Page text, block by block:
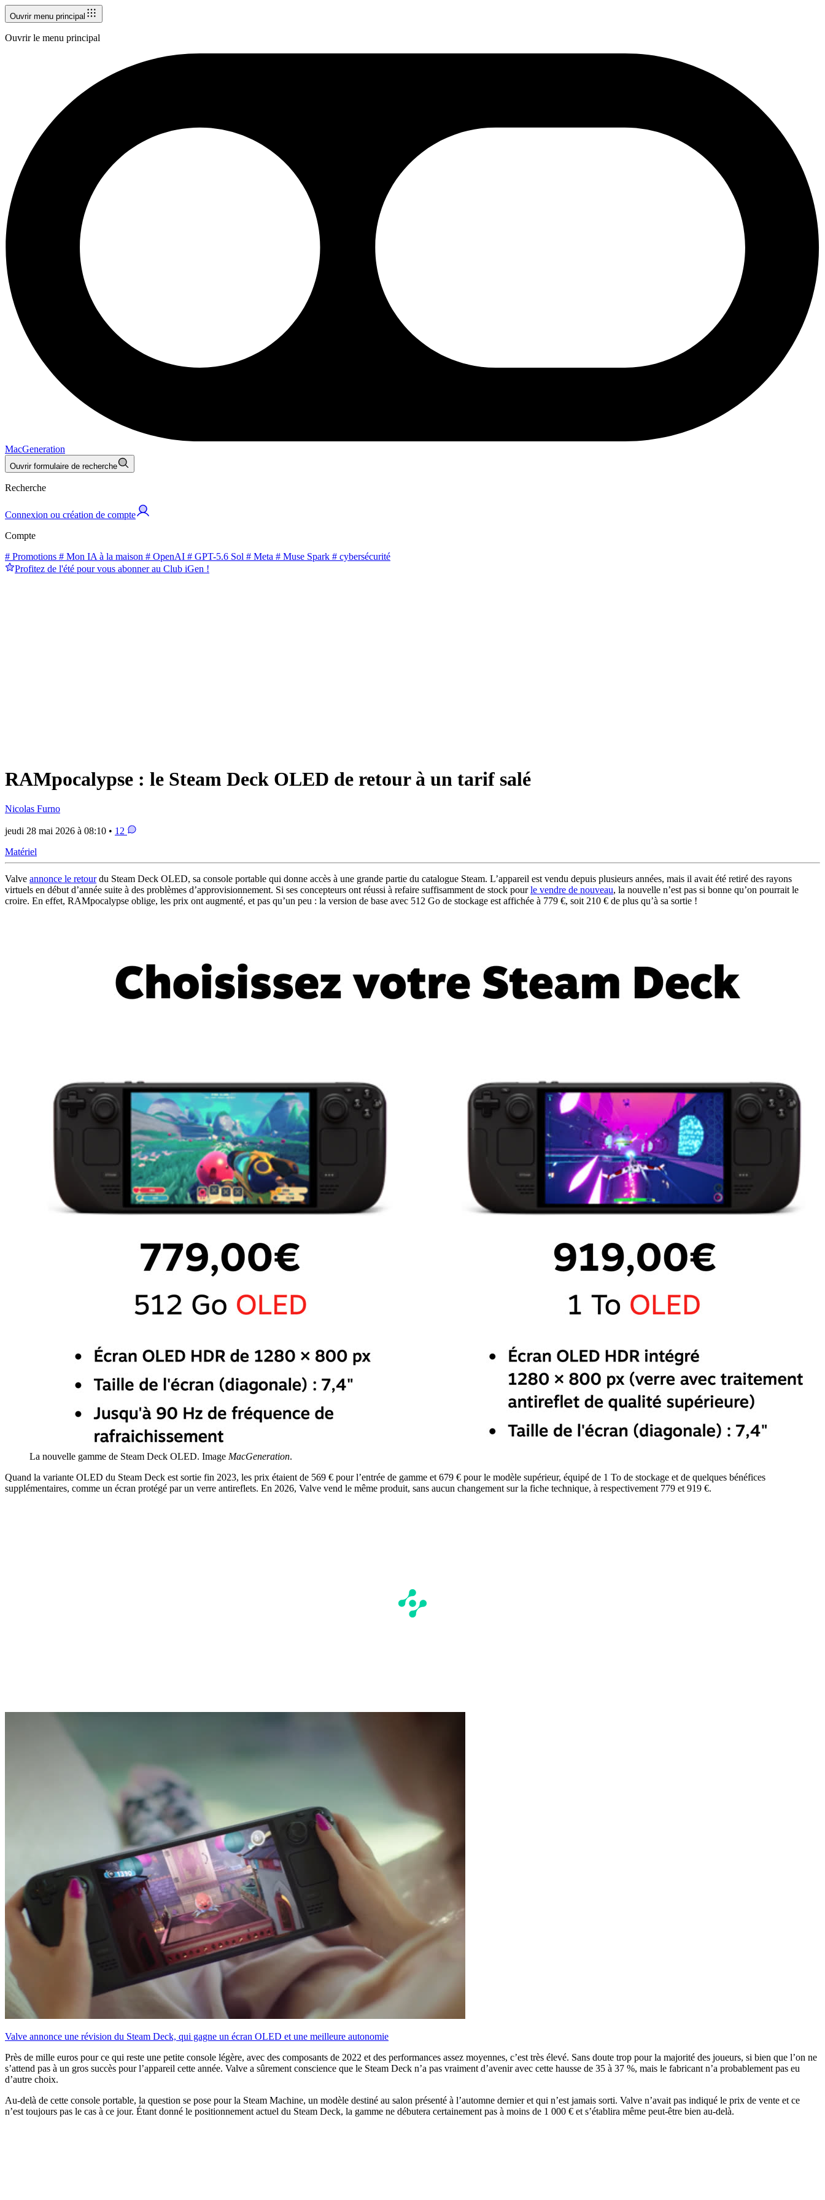
Ouvrir menu principal
Ouvrir le menu principal
MacGeneration
Ouvrir formulaire de recherche
Recherche
Connexion ou création de compte
Compte
# Promotions # Mon IA à la maison # OpenAI # GPT-5.6 Sol # Meta # Muse Spark # cybersécurité
Profitez de l'été pour vous abonner au Club iGen !
RAMpocalypse : le Steam Deck OLED de retour à un tarif salé
Nicolas Furno
jeudi 28 mai 2026 à 08:10 • 12
Matériel
Valve annonce le retourdu Steam Deck OLED, sa console portable qui donne accès à une grande partie du catalogue Steam. L’appareil est vendu depuis plusieurs années, mais il avait été retiré des rayons
virtuels en début d’année suite à des problèmes d’approvisionnement. Si ses concepteurs ont réussi à refaire suffisamment de stock pourle vendre de nouveau, la nouvelle n’est pas si bonne qu’on pourrait le
croire. En effet, RAMpocalypse oblige, les prix ont augmenté, et pas qu’un peu : la version de base avec 512 Go de stockage est affichée à 779 €, soit 210 € de plus qu’à sa sortie !
La nouvelle gamme de Steam Deck OLED. Image MacGeneration.
Quand la variante OLED du Steam Deck est sortie fin 2023, les prix étaient de 569 € pour l’entrée de gamme et 679 € pour le modèle supérieur, équipé de 1 To de stockage et de quelques bénéfices
supplémentaires, comme un écran protégé par un verre antireflets. En 2026, Valve vend le même produit, sans aucun changement sur la fiche technique, à respectivement 779 et 919 €.
Valve annonce une révision du Steam Deck, qui gagne un écran OLED et une meilleure autonomie
Près de mille euros pour ce qui reste une petite console légère, avec des composants de 2022 et des performances assez moyennes, c’est très élevé. Sans doute trop pour la majorité des joueurs, si bien que l’on ne
s’attend pas à un gros succès pour l’appareil cette année. Valve a sûrement conscience que le Steam Deck n’a pas vraiment d’avenir avec cette hausse de 35 à 37 %, mais le fabricant n’a probablement pas eu
d’autre choix.
Au-delà de cette console portable, la question se pose pour la Steam Machine, un modèle destiné au salon présenté à l’automne dernier et qui n’est jamais sorti. Valve n’avait pas indiqué le prix de vente et ce
n’est toujours pas le cas à ce jour. Étant donné le positionnement actuel du Steam Deck, la gamme ne débutera certainement pas à moins de 1 000 € et s’établira même peut-être bien au-delà.